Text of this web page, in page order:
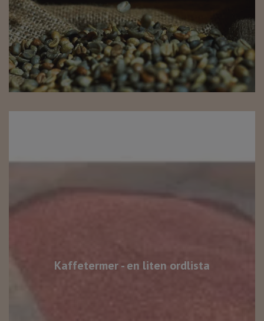
Kaffetermer - en liten ordlista